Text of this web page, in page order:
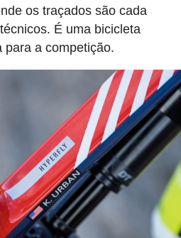
os traçados são cada
É uma bicicleta
para a competição.